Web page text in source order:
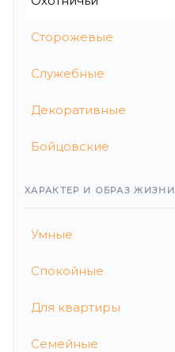
Сторожевые
Служебные
Декоративные
Бойцовские
ХАРАКТЕР И ОБРАЗ ЖИЗНИ
Умные
Спокойные
Для квартиры
Семейные